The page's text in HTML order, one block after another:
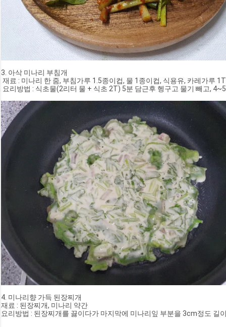
3. 아삭 미나리 부침개
재료 : 미나리 한 줌, 부침가루 1.5종이컵, 물 1종이컵, 식용유, 카레가루
요리방법 : 식초물(2리터 물 + 식초 2T) 5분 담근후 헹구고 물기 빼고,
4. 미나리향 가득 된장찌개
재료 : 된장찌개, 미나리 약간
요리방법 : 된장찌개를 끓이다가 마지막에 미나리잎 부분을 3cm정도 길